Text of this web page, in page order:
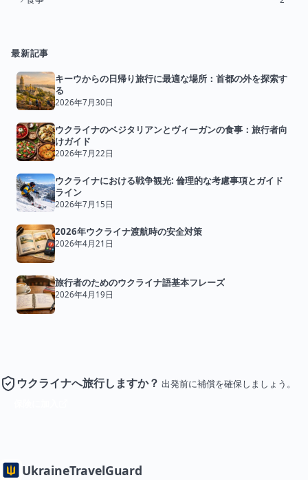
最新記事
キーウからの日帰り旅行に最適な場所：首都の外を探索す
る
2026年7月30日
ウクライナのベジタリアンとヴィーガンの食事：旅行者向
けガイド
2026年7月22日
ウクライナにおける戦争観光: 倫理的な考慮事項とガイド
ライン
2026年7月15日
2026年ウクライナ渡航時の安全対策
2026年4月21日
旅行者のためのウクライナ語基本フレーズ
2026年4月19日
ウクライナへ旅行しますか？ 出発前に補償を確保しましょう。
UkraineTravelGuard